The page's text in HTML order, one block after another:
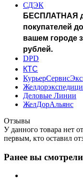
СДЭК
БЕСПЛАТНАЯ
покупателей
вашем городе
рублей.
DPD
КТС
Деловые Линии
ЖелДорАльянс
Отзывы
У данного товара нет
первым, кто оставил
Ранее вы смотрели